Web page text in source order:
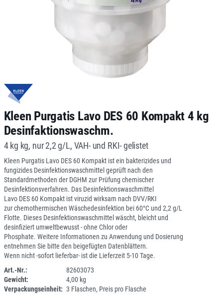
Kleen Purgatis Lavo DES 60 Kompakt 4 kg
Desinfaktionswaschm.
4 kg kg, nur 2,2 g/L, VAH- und RKI- gelistet
Kleen Purgatis Lavo DES 60 Kompakt ist ein bakterizides und
fungizides Desinfektionswaschmittel geprüft nach den
Standardmethoden der DGHM zur Prüfung chemischer
Desinfektionsverfahren. Das Desinfektionswaschmittel
Lavo DES 60 Kompakt ist viruzid wirksam nach DVV/RKI
zur chemothermischen Wäschedesinfektion bei 60°C und 2,2 g/L
Flotte. Dieses Desinfektionswaschmittel wäscht, bleicht und
desinfiziert umweltbewusst - ohne Chlor oder
Phosphate. Weitere Informationen zu Anwendung und Dosierung
entnehmen Sie bitte den beigefügten Datenblättern.
Wenn nicht -sofort lieferbar- ist die Lieferzeit 5-10 Tage.
Art.-Nr.:
82603073
Gewicht:
4,00 kg
Verpackungseinheit: 3 Flaschen, Preis pro Flasche